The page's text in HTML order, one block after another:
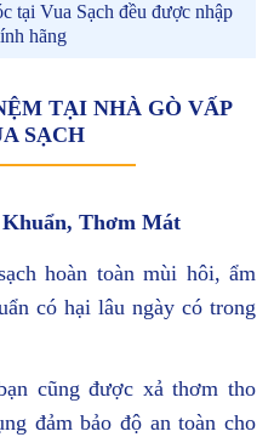
tại Vua Sạch đều được nhập
hãng
TẠI NHÀ GÒ VẤP
SẠCH
Khuẩn, Thơm Mát
hoàn toàn mùi hôi, ẩm
có hại lâu ngày có trong
cũng được xả thơm tho
đảm bảo độ an toàn cho